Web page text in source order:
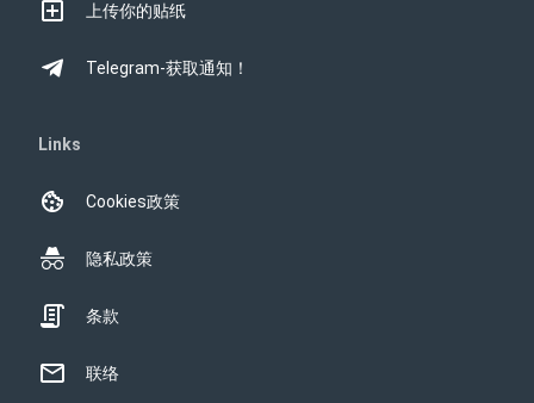
上传你的贴纸
Telegram-获取通知！
Links
Cookies政策
隐私政策
条款
联络